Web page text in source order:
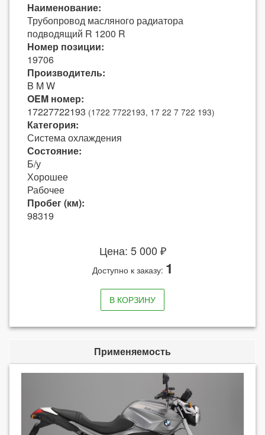
Наименование:
Трубопровод масляного радиатора
подводящий R 1200 R
Номер позиции:
19706
Производитель:
B M W
OEM номер:
17227722193 (1722 7722193, 17 22 7 722 193)
Категория:
Система охлаждения
Состояние:
Б/у
Хорошее
Рабочее
Пробег (км):
98319
Цена: 5 000 ₽
Доступно к заказу: 1
В КОРЗИНУ
Применяемость